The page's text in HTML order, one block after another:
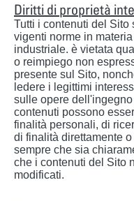
Diritti di proprietà
Tutti i contenuti del Sito
vigenti norme in
industriale. è vietata
o reimpiego non
presente sul Sito,
ledere i legittimi
sulle opere
contenuti possono
finalità personali, di
di finalità direttamente
sempre che sia
che i contenuti del Sito
modificati.